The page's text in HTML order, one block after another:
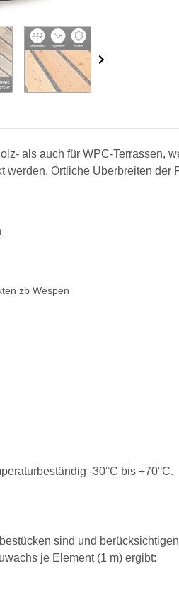
als auch für WPC-Terrassen,
werden. Örtliche Überbreiten der
zb Wespen
-30°C bis +70°C.
sind und
je Element (1 m) ergibt: